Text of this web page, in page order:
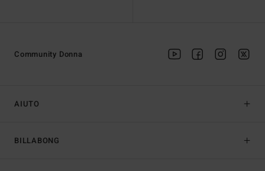
AIUTO
BILLABONG
Community Donna